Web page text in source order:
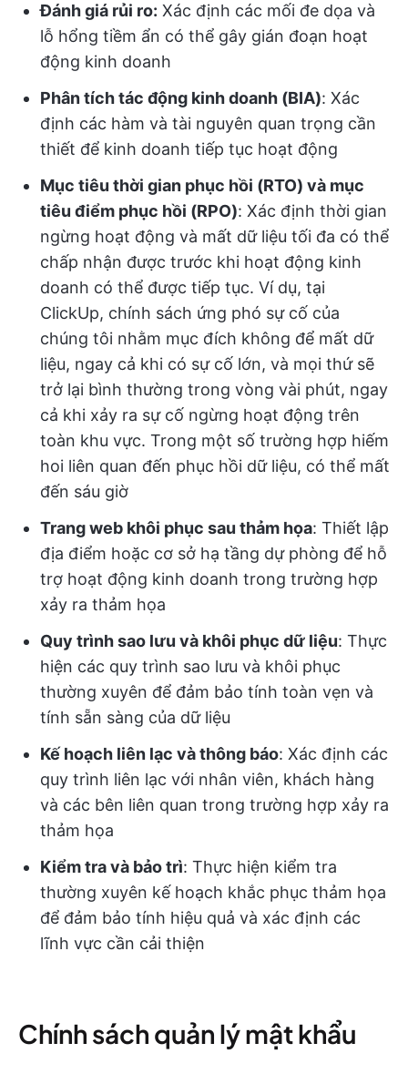
Đánh giá rủi ro: Xác định các mối đe dọa và
lỗ hổng tiềm ẩn có thể gây gián đoạn hoạt
động kinh doanh
Phân tích tác động kinh doanh (BIA): Xác
định các hàm và tài nguyên quan trọng cần
thiết để kinh doanh tiếp tục hoạt động
Mục tiêu thời gian phục hồi (RTO) và mục
tiêu điểm phục hồi (RPO): Xác định thời gian
ngừng hoạt động và mất dữ liệu tối đa có thể
chấp nhận được trước khi hoạt động kinh
doanh có thể được tiếp tục. Ví dụ, tại
ClickUp, chính sách ứng phó sự cố của
chúng tôi nhằm mục đích không để mất dữ
liệu, ngay cả khi có sự cố lớn, và mọi thứ sẽ
trở lại bình thường trong vòng vài phút, ngay
cả khi xảy ra sự cố ngừng hoạt động trên
toàn khu vực. Trong một số trường hợp hiếm
hoi liên quan đến phục hồi dữ liệu, có thể mất
đến sáu giờ
Trang web khôi phục sau thảm họa: Thiết lập
địa điểm hoặc cơ sở hạ tầng dự phòng để hỗ
trợ hoạt động kinh doanh trong trường hợp
xảy ra thảm họa
Quy trình sao lưu và khôi phục dữ liệu: Thực
hiện các quy trình sao lưu và khôi phục
thường xuyên để đảm bảo tính toàn vẹn và
tính sẵn sàng của dữ liệu
Kế hoạch liên lạc và thông báo: Xác định các
quy trình liên lạc với nhân viên, khách hàng
và các bên liên quan trong trường hợp xảy ra
thảm họa
Kiểm tra và bảo trì: Thực hiện kiểm tra
thường xuyên kế hoạch khắc phục thảm họa
để đảm bảo tính hiệu quả và xác định các
lĩnh vực cần cải thiện
Chính sách quản lý mật khẩu